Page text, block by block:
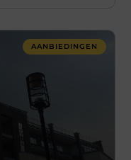
AANBIEDINGEN